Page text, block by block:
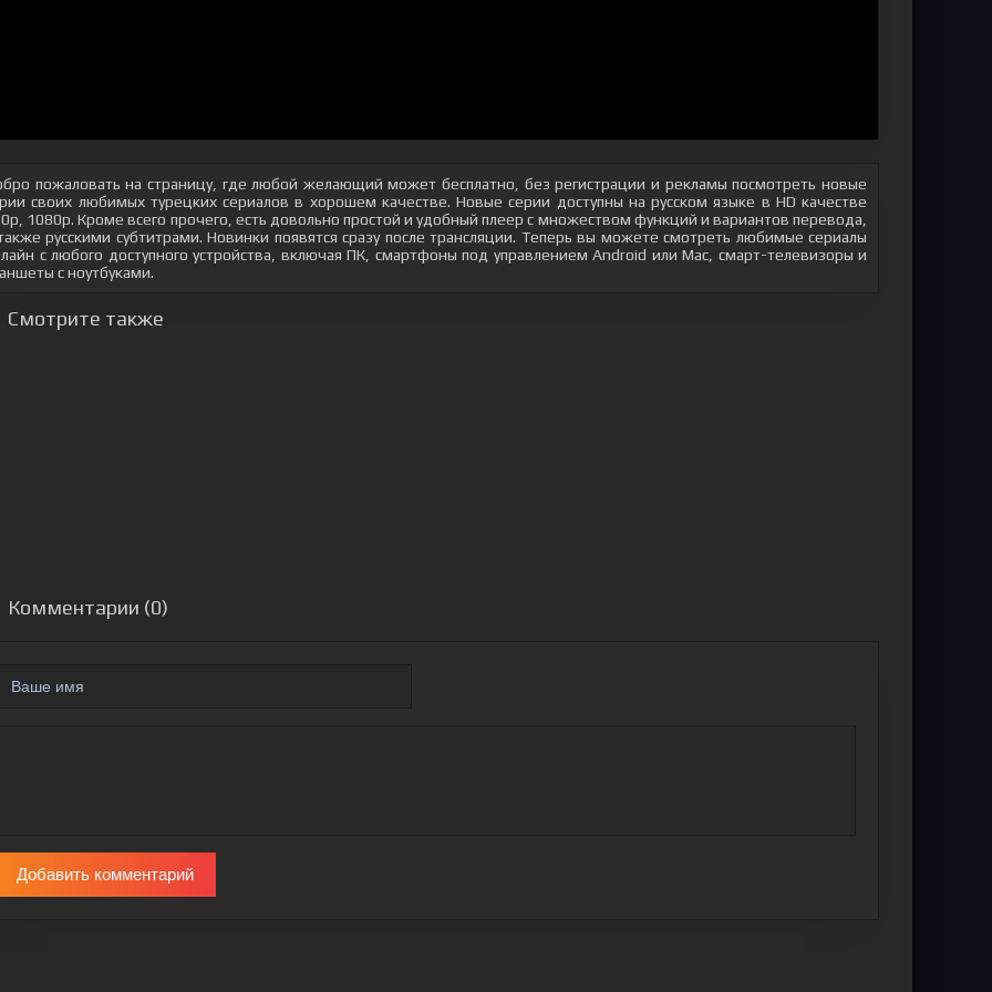
пожаловать на страницу, где любой желающий может бесплатно, без регистрации и рекламы посмотреть новые
своих любимых турецких сериалов в хорошем качестве. Новые серии доступны на русском языке в HD качестве
1080p. Кроме всего прочего, есть довольно простой и удобный плеер с множеством функций и вариантов перевода,
русскими субтитрами. Новинки появятся сразу после трансляции. Теперь вы можете смотреть любимые сериалы
с любого доступного устройства, включая ПК, смартфоны под управлением Android или Mac, смарт-телевизоры и
с ноутбуками.
Смотрите также
Комментарии (0)
Добавить комментарий